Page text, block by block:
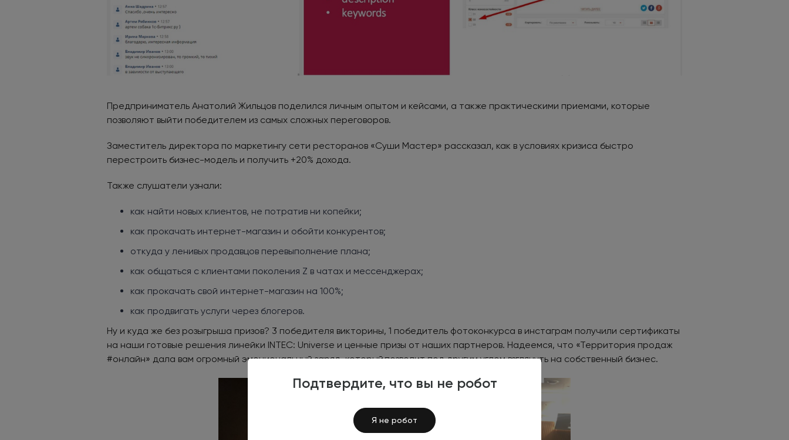
Подтвердите, что вы не робот
Я не робот
Предприниматель Анатолий Жильцов поделился личным опытом и кейсами, а также практическими приемами, которые
позволяют выйти победителем из самых сложных переговоров.
Заместитель директора по маркетингу сети ресторанов «Суши Мастер» рассказал, как в условиях кризиса быстро
перестроить бизнес-модель и получить +20% дохода.
Также слушатели узнали:
как найти новых клиентов, не потратив ни копейки;
как прокачать интернет-магазин и обойти конкурентов;
откуда у ленивых продавцов перевыполнение плана;
как общаться с клиентами поколения Z в чатах и мессенджерах;
как прокачать свой интернет-магазин на 100%;
как продвигать услуги через блогеров.
Ну и куда же без розыгрыша призов? 3 победителя викторины, 1 победитель фотоконкурса в инстаграм получили сертификаты
на наши готовые решения линейки INTEC: Universe и ценные призы от наших партнеров. Надеемся, что «Территория продаж
#онлайн» дала вам огромный эмоциональный заряд, который позволит под другим углом взглянуть на собственный бизнес.